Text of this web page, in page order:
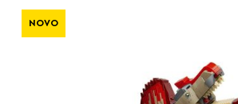
NOVO